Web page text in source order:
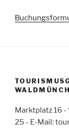
Marktplatz 16
25 - E-Mail: